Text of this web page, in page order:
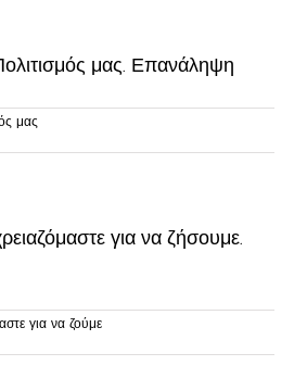
μας. Επανάληψη
μας
για να ζήσουμε.
για να ζούμε